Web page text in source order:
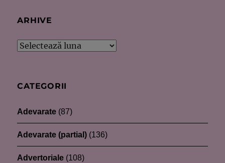
ARHIVE
Arhive
CATEGORII
Adevarate (87)
Adevarate (partial) (136)
Advertoriale (108)